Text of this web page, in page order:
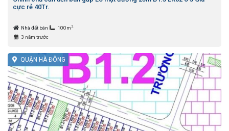
cực rẻ 40Tr.
Nhà đất bán 100m 2
3 năm trước
QUẬN HÀ ĐÔNG